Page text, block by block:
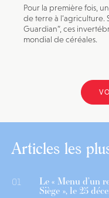
Pour la première fois,
de terre à l’agriculture.
Guardian”, ces
mondial de céréales.
Articles les
01 Le « Menu d’un
Siège », le 25